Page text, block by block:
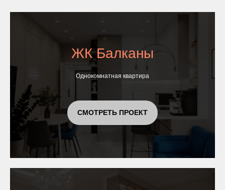
ЖК Балканы
Однокомнатная квартира
СМОТРЕТЬ ПРОЕКТ